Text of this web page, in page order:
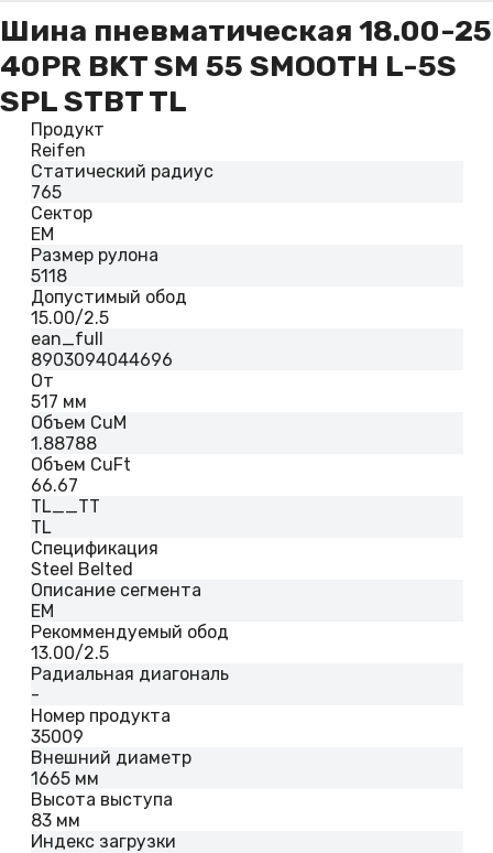
Шина пневматическая 18.00-25
40PR BKT SM 55 SMOOTH L-5S
SPL STBT TL
Продукт
Reifen
Статический радиус
765
Сектор
EM
Размер рулона
5118
Допустимый обод
15.00/2.5
ean_full
8903094044696
От
517 мм
Объем CuM
1.88788
Объем CuFt
66.67
TL__TT
TL
Спецификация
Steel Belted
Описание сегмента
EM
Рекоммендуемый обод
13.00/2.5
Радиальная диагональ
-
Номер продукта
35009
Внешний диаметр
1665 мм
Высота выступа
83 мм
Индекс загрузки